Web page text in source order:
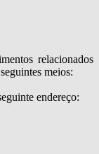
relacionados
meios:
endereço: